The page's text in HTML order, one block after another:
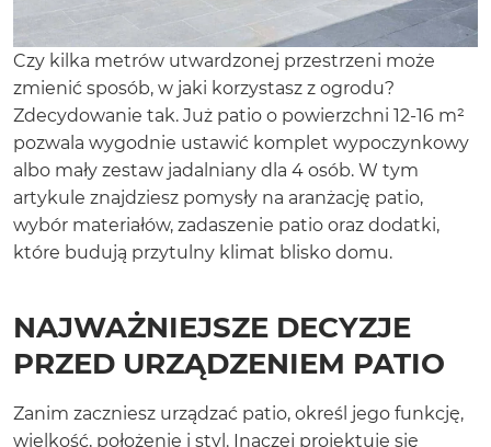
Czy kilka metrów utwardzonej przestrzeni może
zmienić sposób, w jaki korzystasz z ogrodu?
Zdecydowanie tak. Już patio o powierzchni 12-16 m²
pozwala wygodnie ustawić komplet wypoczynkowy
albo mały zestaw jadalniany dla 4 osób. W tym
artykule znajdziesz pomysły na aranżację patio,
wybór materiałów, zadaszenie patio oraz dodatki,
które budują przytulny klimat blisko domu.
NAJWAŻNIEJSZE DECYZJE
PRZED URZĄDZENIEM PATIO
Zanim zaczniesz urządzać patio, określ jego funkcję,
wielkość, położenie i styl. Inaczej projektuje się